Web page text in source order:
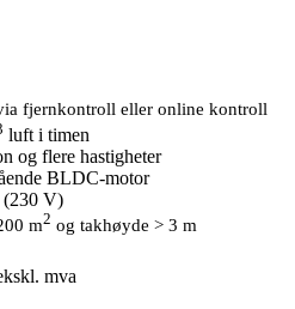
fjernkontroll eller online kontroll
luft i timen
og flere hastigheter
BLDC-motor
(230 V)
m2 og takhøyde > 3 m
mva